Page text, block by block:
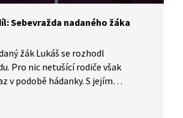
Sebevražda nadaného žáka
žák Lukáš se rozhodl
Pro nic netušící rodiče však
v podobě hádanky. S jejím